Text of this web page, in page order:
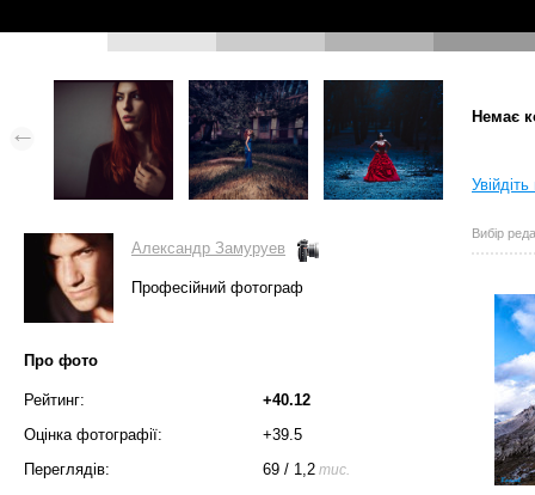
Александр Замуруев
Професійний фотограф
Про фото
Рейтинг:
+40.12
Оцінка фотографії:
+39.5
Переглядів:
69 / 1,2 тис.
Немає
Вибір